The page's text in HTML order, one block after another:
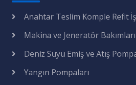
Anahtar Teslim Komple Refit
Makina ve Jeneratör Bakımları
Deniz Suyu Emiş ve Atış
Yangın Pompaları